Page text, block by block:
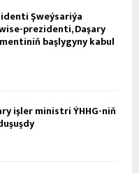
Şweýsariýa
prezidenti, Daşary
başlygyny kabul
işler ministri ÝHHG-niň